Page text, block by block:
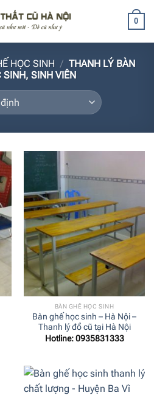
0
HỌC SINH / THANH LÝ BÀN
SINH, SINH VIÊN
BÀN GHẾ HỌC SINH
Bàn ghế học sinh – Hà Nội –
Thanh lý đồ cũ tại Hà Nội
Hotline: 0935831333